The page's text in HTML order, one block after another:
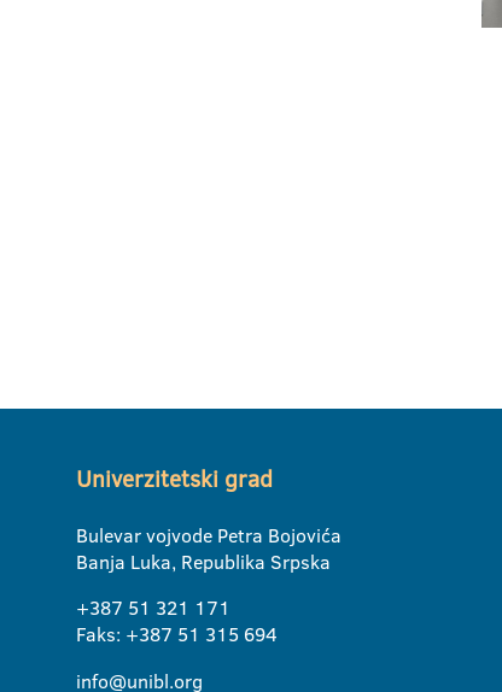
Univerzitetski grad
Bulevar vojvode Petra Bojovića
Banja Luka, Republika Srpska
+387 51 321 171
Faks: +387 51 315 694
info@unibl.org